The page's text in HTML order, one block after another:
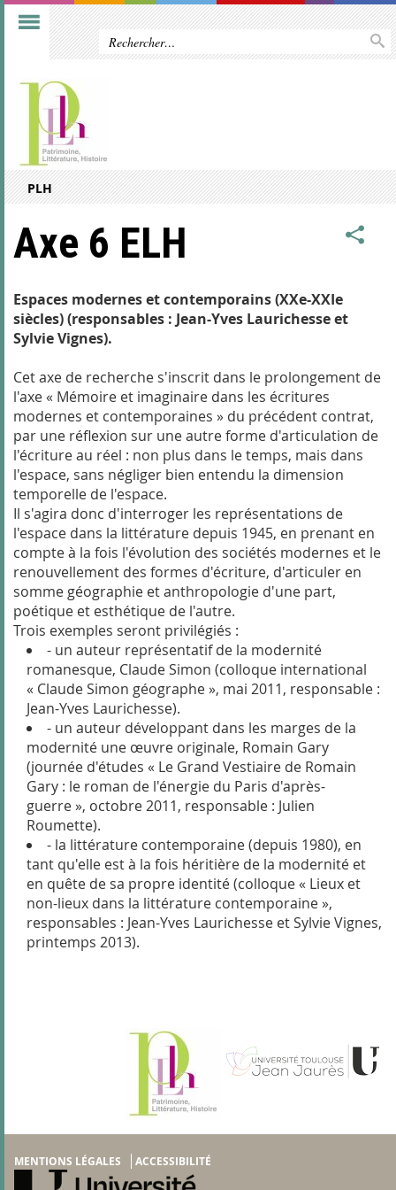
PLH
Axe 6 ELH
Espaces modernes et contemporains (XXe-XXIe
siècles) (responsables : Jean-Yves Laurichesse et
Sylvie Vignes).
Cet axe de recherche s'inscrit dans le prolongement de
l'axe « Mémoire et imaginaire dans les écritures
modernes et contemporaines » du précédent contrat,
par une réflexion sur une autre forme d'articulation de
l'écriture au réel : non plus dans le temps, mais dans
l'espace, sans négliger bien entendu la dimension
temporelle de l'espace.
Il s'agira donc d'interroger les représentations de
l'espace dans la littérature depuis 1945, en prenant en
compte à la fois l'évolution des sociétés modernes et le
renouvellement des formes d'écriture, d'articuler en
somme géographie et anthropologie d'une part,
poétique et esthétique de l'autre.
Trois exemples seront privilégiés :
- un auteur représentatif de la modernité
romanesque, Claude Simon (colloque international
« Claude Simon géographe », mai 2011, responsable :
Jean-Yves Laurichesse).
- un auteur développant dans les marges de la
modernité une œuvre originale, Romain Gary
(journée d'études « Le Grand Vestiaire de Romain
Gary : le roman de l'énergie du Paris d'après-
guerre », octobre 2011, responsable : Julien
Roumette).
- la littérature contemporaine (depuis 1980), en
tant qu'elle est à la fois héritière de la modernité et
en quête de sa propre identité (colloque « Lieux et
non-lieux dans la littérature contemporaine »,
responsables : Jean-Yves Laurichesse et Sylvie Vignes,
printemps 2013).
MENTIONS LÉGALES ACCESSIBILITÉ